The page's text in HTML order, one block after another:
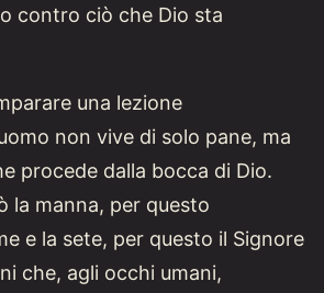
contro ciò che Dio sta
una lezione
non vive di solo pane, ma
procede dalla bocca di Dio.
la manna, per questo
e la sete, per questo il Signore
che, agli occhi umani,